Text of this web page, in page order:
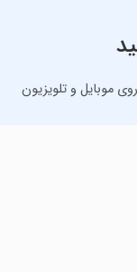
موبایل و تلویزیون